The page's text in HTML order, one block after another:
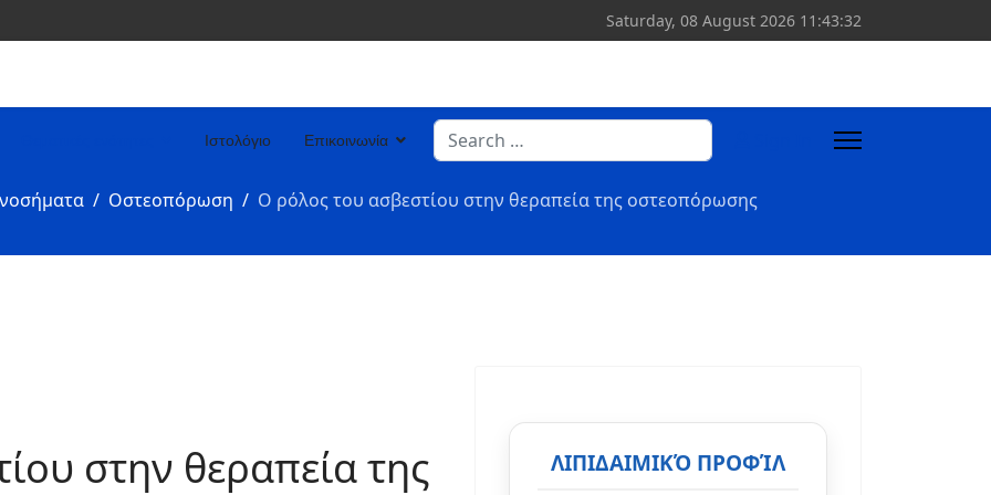
Saturday, 08 August 2026 11:43:33
Ιστολόγιο Επικοινωνία
Search
Οστεοπόρωση Ο ρόλος του ασβεστίου στην θεραπεία της οστεοπόρωσης
στην θεραπεία της
ΛΙΠΙΔΑΙΜΙΚΌ ΠΡΟΦΊΛ